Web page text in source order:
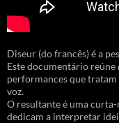
Diseur (do francês) é a
Este documentário reúne
performances que tratam
voz.
O resultante é uma curta-
dedicam a interpretar